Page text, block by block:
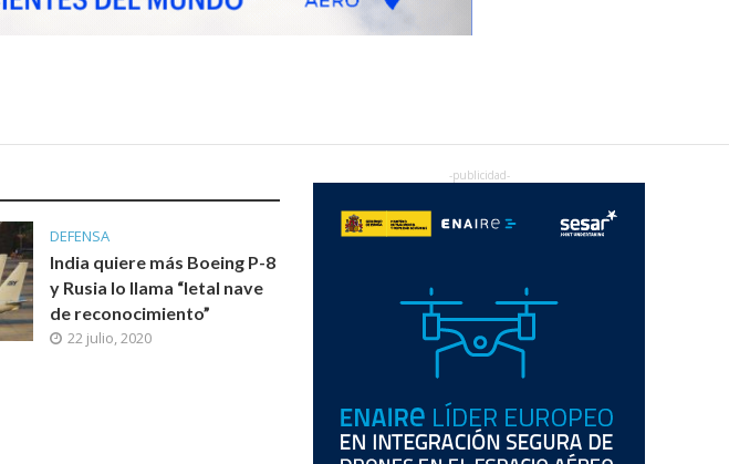
DEFENSA
India quiere más Boeing P-8
y Rusia lo llama “letal nave
de reconocimiento”
22 julio, 2020